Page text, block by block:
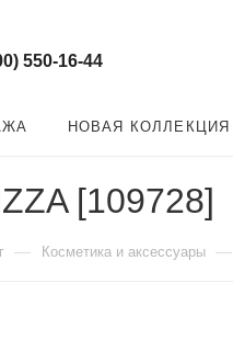
550-16-44
НОВАЯ КОЛЛЕКЦИЯ
[109728]
— Косметика и аксессуары —